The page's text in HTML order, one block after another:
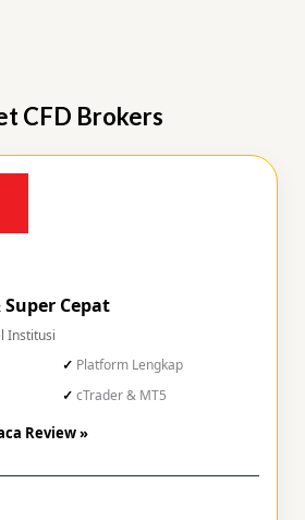
CFD Brokers
Cepat
Institusi
Platform Lengkap
cTrader & MT5
Review »